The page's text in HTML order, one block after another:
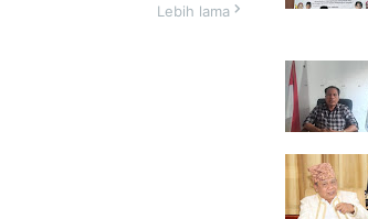
Lebih lama